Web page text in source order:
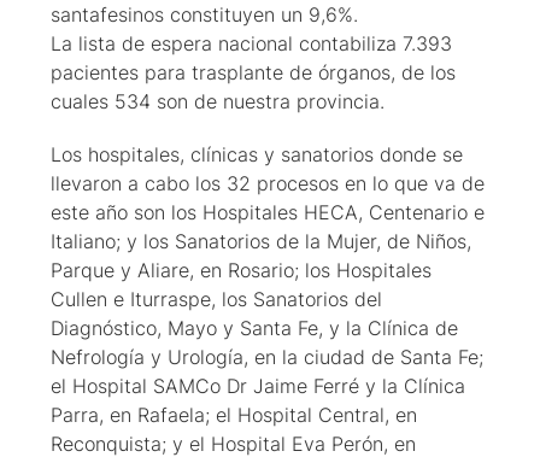
santafesinos constituyen un 9,6%.
La lista de espera nacional contabiliza 7.393
pacientes para trasplante de órganos, de los
cuales 534 son de nuestra provincia.
Los hospitales, clínicas y sanatorios donde se
llevaron a cabo los 32 procesos en lo que va de
este año son los Hospitales HECA, Centenario e
Italiano; y los Sanatorios de la Mujer, de Niños,
Parque y Aliare, en Rosario; los Hospitales
Cullen e Iturraspe, los Sanatorios del
Diagnóstico, Mayo y Santa Fe, y la Clínica de
Nefrología y Urología, en la ciudad de Santa Fe;
el Hospital SAMCo Dr Jaime Ferré y la Clínica
Parra, en Rafaela; el Hospital Central, en
Reconquista; y el Hospital Eva Perón, en